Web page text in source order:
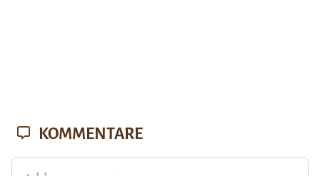
KOMMENTARE